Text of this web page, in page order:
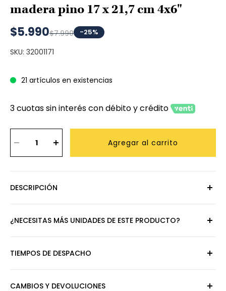
madera pino 17 x 21,7 cm 4x6"
$5.990$7.990 -25%
SKU: 32001171
21 artículos en existencias
3 cuotas sin interés con débito y crédito
Agregar al carrito
DESCRIPCIÓN
Marco de Foto Concepts
Life de Madera de Pino 17
x 21,7 cm 4x6"
Descubre elMarco de Foto Concepts Life
, un accesorio
¿NECESITAS MÁS UNIDADES DE ESTE PRODUCTO?
ventasonline@inversierra.cl
TIEMPOS DE DESPACHO
CAMBIOS Y DEVOLUCIONES